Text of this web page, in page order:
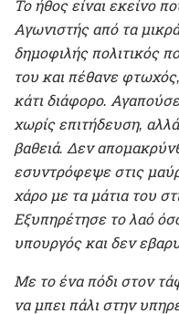
Το ήθος είναι εκείνο
Αγωνιστής από τα
δημοφιλής πολιτικός
του και πέθανε
κάτι διάφορο.
χωρίς επιτήδευση,
βαθειά. Δεν
εσυντρόφεψε στις
χάρο με τα μάτια του
Εξυπηρέτησε το λαό
υπουργός και δεν
Με το ένα πόδι στον
να μπει πάλι στην